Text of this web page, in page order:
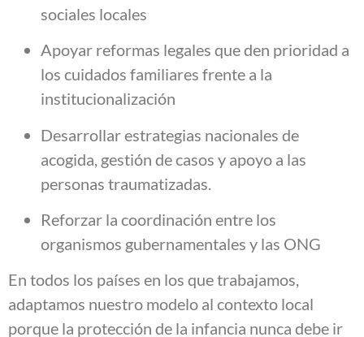
sociales locales
Apoyar reformas legales que den prioridad a
los cuidados familiares frente a la
institucionalización
Desarrollar estrategias nacionales de
acogida, gestión de casos y apoyo a las
personas traumatizadas.
Reforzar la coordinación entre los
organismos gubernamentales y las ONG
En todos los países en los que trabajamos,
adaptamos nuestro modelo al contexto local
porque la protección de la infancia nunca debe ir